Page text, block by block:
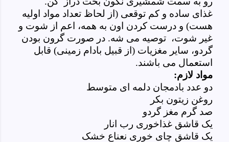
غذای ساده و کم توقعی (از لحاظ تعداد مواد اولیه
هست) و درست کردن اون به همه، اعم از شوت و
غیر شوت، توصیه می شه. در صورت گرون بودن
گردو، سایر مغزیات (از قبیل بادام زمینی) قابل
استعمال می باشند.
مواد لازم:
دو عدد بادمجان دلمه ای متوسط
روغن زیتون بکر
صد گرم مغز گردو
یک قاشق غذاخوری رب انار
یک قاشق چای خوری نعناع خشک